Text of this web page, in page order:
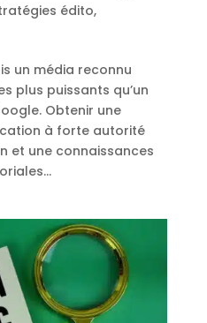
édito,
un média reconnu
plus puissants qu’un
Obtenir une
à forte autorité
et une connaissances